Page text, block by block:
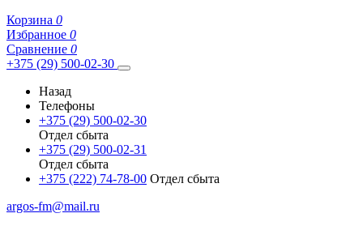
Корзина 0
Избранное 0
Сравнение 0
+375 (29) 500-02-30
Назад
Телефоны
+375 (29) 500-02-30
Отдел сбыта
+375 (29) 500-02-31
Отдел сбыта
+375 (222) 74-78-00 Отдел сбыта
argos-fm@mail.ru